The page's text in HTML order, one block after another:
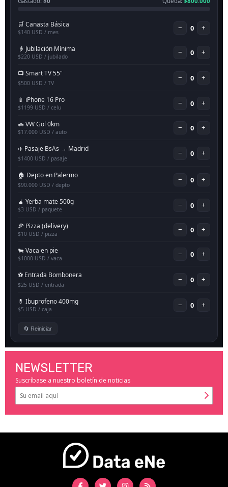
NEWSLETTER
Suscríbase a nuestro boletín de noticias